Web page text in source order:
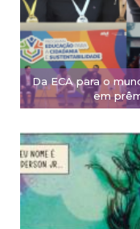
Da ECA para o
em